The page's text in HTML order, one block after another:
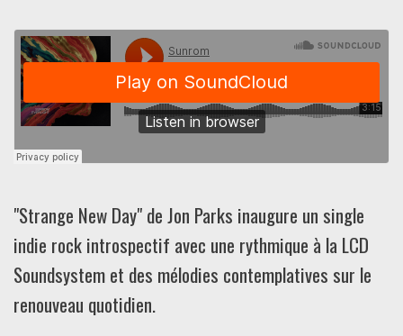
"Strange New Day" de Jon Parks inaugure un single
indie rock introspectif avec une rythmique à la LCD
Soundsystem et des mélodies contemplatives sur le
renouveau quotidien.